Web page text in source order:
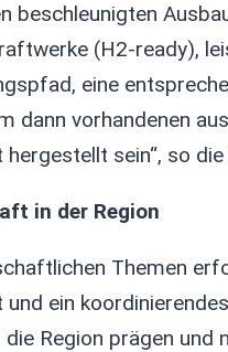
beschleunigten
(H2-ready),
eine
dann vorhandenen
hergestellt sein“, so
in der Region
Themen
ein
Region prägen